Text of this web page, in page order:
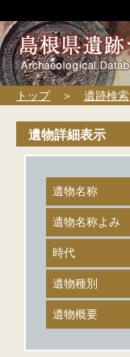
トップ＞ 遺跡検索
遺物詳細表示
遺物名称
遺物名称よみ
時代
遺物種別
遺物概要